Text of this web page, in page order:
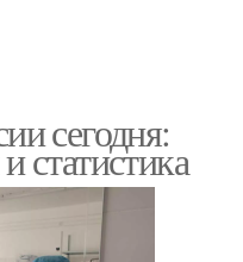
сегодня:
статистика